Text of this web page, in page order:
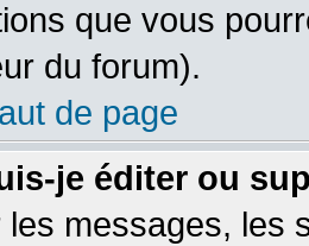
que vous
du forum).
de page
je éditer ou
les messages, les